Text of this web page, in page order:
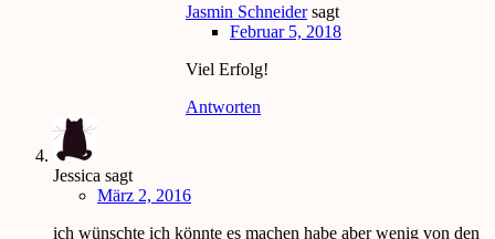
Jasmin Schneider sagt
Februar 5, 2018
Viel Erfolg!
Antworten
Jessica sagt
März 2, 2016
ich wünschte ich könnte es machen habe aber wenig von den